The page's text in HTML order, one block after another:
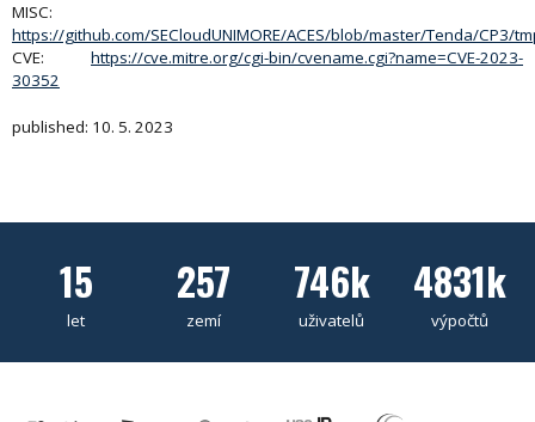
MISC:
https://github.com/SECloudUNIMORE/ACES/blob/master/Tenda/CP3/
CVE: https://cve.mitre.org/cgi-bin/cvename.cgi?name=CVE-2023-
30352
published: 10. 5. 2023
15
let
257
zemí
746k
uživatelů
4831k
výpočtů